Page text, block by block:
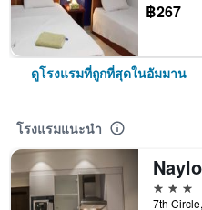
฿267
ดูโรงแรมที่ถูกที่สุดในอัมมาน
โรงแรมแนะนำ
3 ดาว